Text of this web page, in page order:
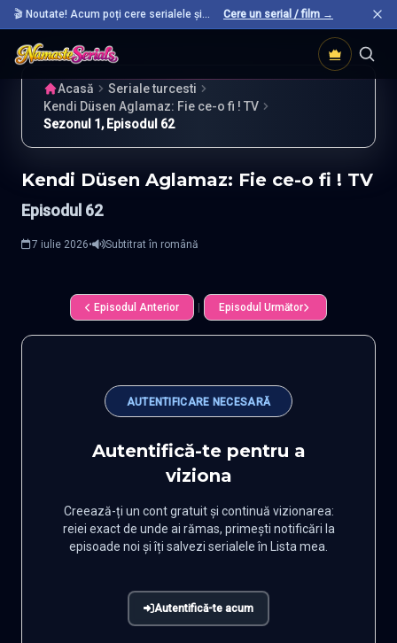
🎬 Noutate! Acum poți cere serialele și
filmele preferate care nu sunt încă pe site.
Cere un serial / film →
Acasă
Seriale turcesti
Kendi Düsen Aglamaz: Fie ce-o fi ! TV
Sezonul 1, Episodul 62
Kendi Düsen Aglamaz: Fie ce-o fi ! TV
Episodul 62
7 iulie 2026• Subtitrat în română
Episodul Anterior Episodul Următor
AUTENTIFICARE NECESARĂ
Autentifică-te pentru a
viziona
Creează-ți un cont gratuit și continuă vizionarea:
reiei exact de unde ai rămas, primești notificări la
episoade noi și îți salvezi serialele în Lista mea.
Autentifică-te acum